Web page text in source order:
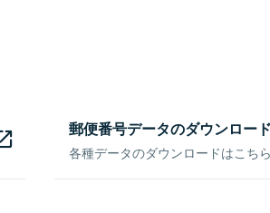
郵便番号データのダウンロード
各種データのダウンロードはこち